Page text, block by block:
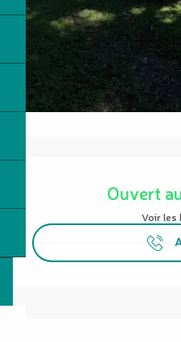
Ouverture et coordonnées
Ouvert
Voir les